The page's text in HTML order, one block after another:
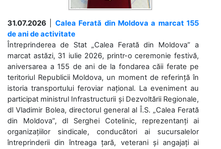
31.07.2026
Calea Ferată din Moldova a marcat 155
de ani de activitate
Întreprinderea de Stat „Calea Ferată din Moldova” a
marcat astăzi, 31 iulie 2026, printr-o ceremonie festivă,
aniversarea a 155 de ani de la fondarea căii ferate pe
teritoriul Republicii Moldova, un moment de referință în
istoria transportului feroviar național. La eveniment au
participat ministrul Infrastructurii și Dezvoltării Regionale,
dl Vladimir Bolea, directorul general al Î.S. „Calea Ferată
din Moldova”, dl Serghei Cotelinic, reprezentanți ai
organizațiilor sindicale, conducători ai sucursalelor
întreprinderii din întreaga țară, veterani și angajați ai